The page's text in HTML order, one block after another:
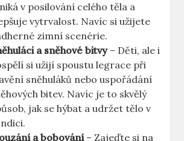
v posilování celého těla a
vytrvalost. ‌Navíc si užijete
zimní scenérie.
a⁣ sněhové bitvy– Děti, ale i
si užijí spoustu legrace‌ při
⁢sněhuláků‌ nebo uspořádání
bitev. Navíc je to ⁤skvělý
jak se hýbat ‍a udržet tělo v
a bobování– ⁣Zajeďte si ‌na